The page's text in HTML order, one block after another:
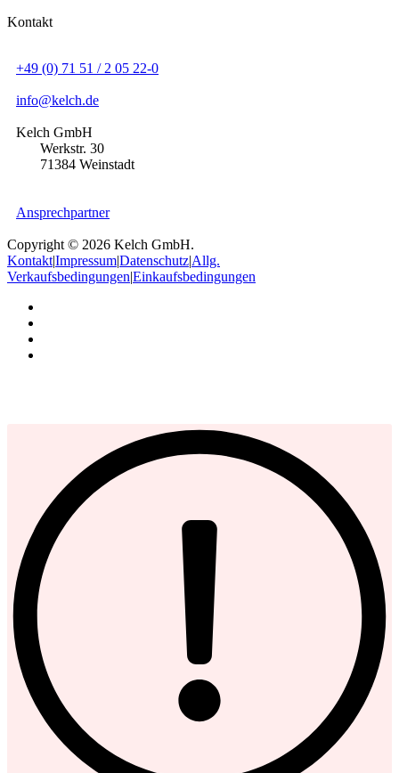
Kontakt
+49 (0) 71 51 / 2 05 22-0
info@kelch.de
Kelch GmbH
Werkstr. 30
71384 Weinstadt
Ansprechpartner
Copyright © 2026 Kelch GmbH.
Kontakt|Impressum|Datenschutz|Allg.
Verkaufsbedingungen|Einkaufsbedingungen